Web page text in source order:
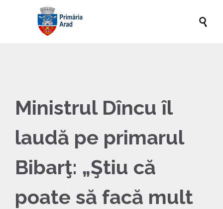

Ministrul Dîncu îl
laudă pe primarul
Bibarţ: „Ştiu că
poate să facă mult